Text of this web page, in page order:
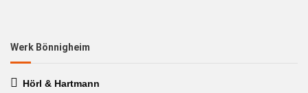
Werk Bönnigheim
Hörl & Hartmann